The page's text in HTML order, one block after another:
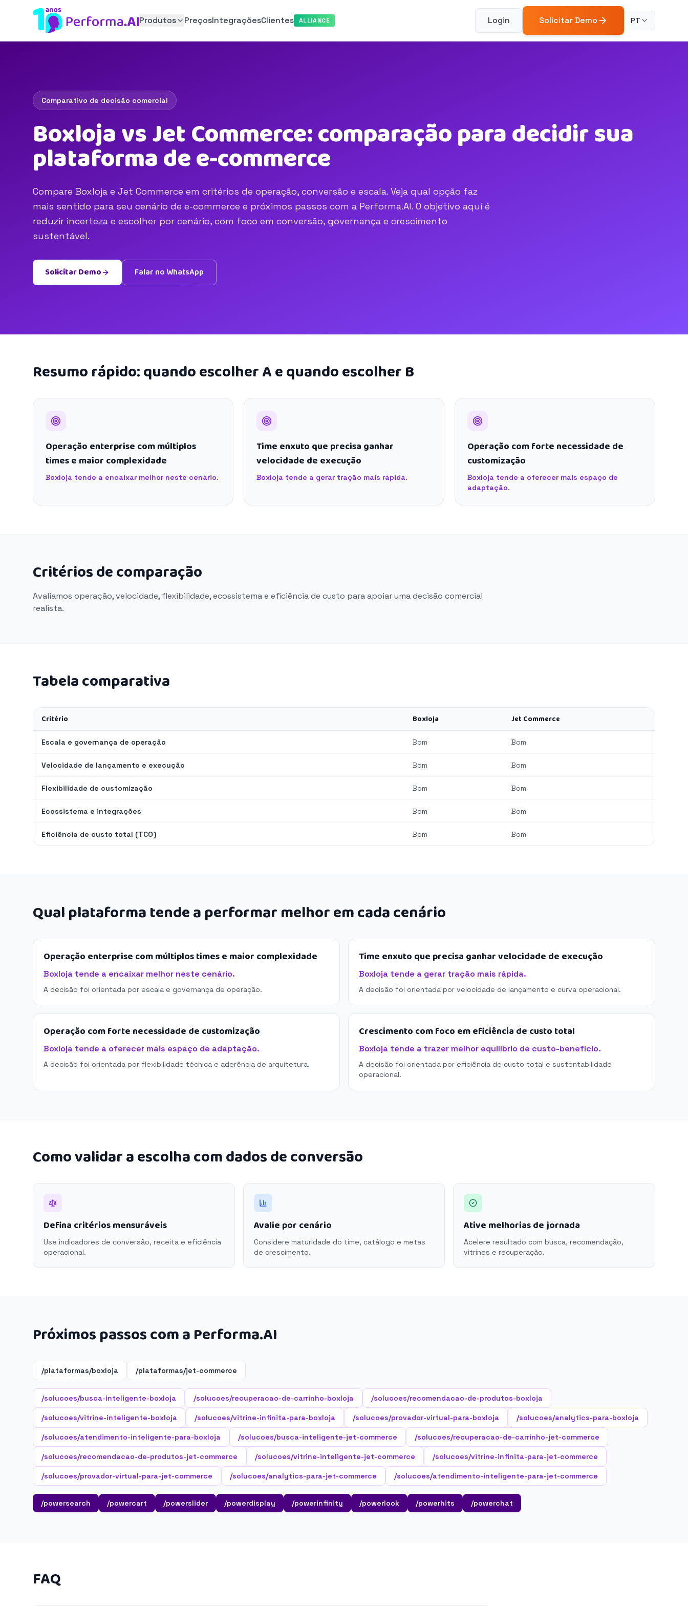
Produtos PreçosIntegraçõesClientes ALLIANCE Login Solicitar Demo PT
Comparativo de decisão comercial
Boxloja vs Jet Commerce: comparação para decidir sua
plataforma de e-commerce
Compare Boxloja e Jet Commerce em critérios de operação, conversão e escala. Veja qual opção faz
mais sentido para seu cenário de e-commerce e próximos passos com a Performa.AI. O objetivo aqui é
reduzir incerteza e escolher por cenário, com foco em conversão, governança e crescimento
sustentável.
Solicitar Demo Falar no WhatsApp
Resumo rápido: quando escolher A e quando escolher B
Operação enterprise com múltiplos
times e maior complexidade
Boxloja tende a encaixar melhor neste cenário.
Time enxuto que precisa ganhar
velocidade de execução
Boxloja tende a gerar tração mais rápida.
Operação com forte necessidade de
customização
Boxloja tende a oferecer mais espaço de
adaptação.
Critérios de comparação
Avaliamos operação, velocidade, flexibilidade, ecossistema e eficiência de custo para apoiar uma decisão comercial
realista.
Tabela comparativa
Critério Boxloja Jet Commerce
Escala e governança de operação Bom Bom
Velocidade de lançamento e execução Bom Bom
Flexibilidade de customização Bom Bom
Ecossistema e integrações Bom Bom
Eficiência de custo total (TCO) Bom Bom
Qual plataforma tende a performar melhor em cada cenário
Operação enterprise com múltiplos times e maior complexidade
Boxloja tende a encaixar melhor neste cenário.
A decisão foi orientada por escala e governança de operação.
Time enxuto que precisa ganhar velocidade de execução
Boxloja tende a gerar tração mais rápida.
A decisão foi orientada por velocidade de lançamento e curva operacional.
Operação com forte necessidade de customização
Boxloja tende a oferecer mais espaço de adaptação.
A decisão foi orientada por flexibilidade técnica e aderência de arquitetura.
Crescimento com foco em eficiência de custo total
Boxloja tende a trazer melhor equilíbrio de custo-benefício.
A decisão foi orientada por eficiência de custo total e sustentabilidade
operacional.
Como validar a escolha com dados de conversão
Defina critérios mensuráveis
Use indicadores de conversão, receita e eficiência
operacional.
Avalie por cenário
Considere maturidade do time, catálogo e metas
de crescimento.
Ative melhorias de jornada
Acelere resultado com busca, recomendação,
vitrines e recuperação.
Próximos passos com a Performa.AI
/plataformas/boxloja /plataformas/jet-commerce
/solucoes/busca-inteligente-boxloja /solucoes/recuperacao-de-carrinho-boxloja /solucoes/recomendacao-de-produtos-boxloja
/solucoes/vitrine-inteligente-boxloja /solucoes/vitrine-infinita-para-boxloja /solucoes/provador-virtual-para-boxloja /solucoes/analytics-para-boxloja
/solucoes/atendimento-inteligente-para-boxloja /solucoes/busca-inteligente-jet-commerce /solucoes/recuperacao-de-carrinho-jet-commerce
/solucoes/recomendacao-de-produtos-jet-commerce /solucoes/vitrine-inteligente-jet-commerce /solucoes/vitrine-infinita-para-jet-commerce
/solucoes/provador-virtual-para-jet-commerce /solucoes/analytics-para-jet-commerce /solucoes/atendimento-inteligente-para-jet-commerce
/powersearch /powercart /powerslider /powerdisplay /powerinfinity /powerlook /powerhits /powerchat
FAQ